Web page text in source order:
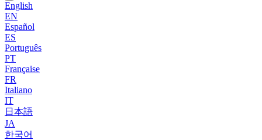
English
EN
Español
ES
Português
PT
Française
FR
Italiano
IT
日本語
JA
한국어